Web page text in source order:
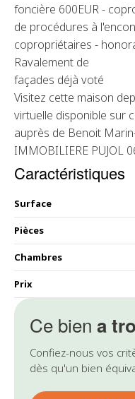
Ce bien a
Confiez-nous vos
dès qu'un bien
foncière 600EUR -
de procédures à
copropriétaires -
Ravalement de
façades déjà voté
Visitez cette maison
virtuelle disponible sur
auprès de Benoit
IMMOBILIERE PUJOL
Caractéristiques
Surface
Pièces
Chambres
Prix